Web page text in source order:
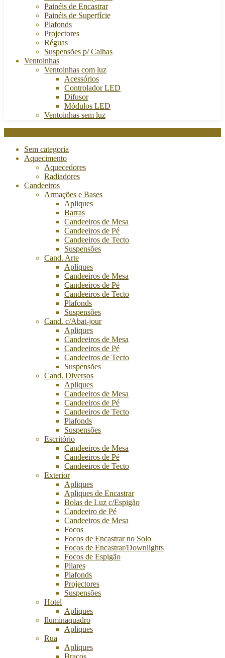
Painéis de Encastrar
Painéis de Superfície
Plafonds
Projectores
Réguas
Suspensões p/ Calhas
Ventoinhas
Ventoinhas com luz
Acessórios
Controlador LED
Difusor
Módulos LED
Ventoinhas sem luz
Sem categoria
Aquecimento
Aquecedores
Radiadores
Candeeiros
Armações e Bases
Apliques
Barras
Candeeiros de Mesa
Candeeiros de Pé
Candeeiros de Tecto
Suspensões
Cand. Arte
Apliques
Candeeiros de Mesa
Candeeiros de Pé
Candeeiros de Tecto
Plafonds
Suspensões
Cand. c/Abat-jour
Apliques
Candeeiros de Mesa
Candeeiros de Pé
Candeeiros de Tecto
Suspensões
Cand. Diversos
Apliques
Candeeiros de Mesa
Candeeiros de Pé
Candeeiros de Tecto
Plafonds
Suspensões
Escritório
Candeeiros de Mesa
Candeeiros de Pé
Candeeiros de Tecto
Exterior
Apliques
Apliques de Encastrar
Bolas de Luz c/Espigão
Candeeiro de Pé
Candeeiros de Mesa
Focos
Focos de Encastrar no Solo
Focos de Encastrar/Downlights
Focos de Espigão
Pilares
Plafonds
Projectores
Suspensões
Hotel
Apliques
Iluminaquadro
Apliques
Rua
Apliques
Braços